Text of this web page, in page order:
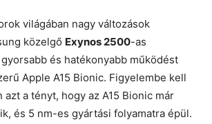
világában nagy változások
közelgő Exynos 2500-as
és hatékonyabb működést
Apple A15 Bionic. Figyelembe kell
azt a tényt, hogy az A15 Bionic már
és 5 nm-es gyártási folyamatra épül.